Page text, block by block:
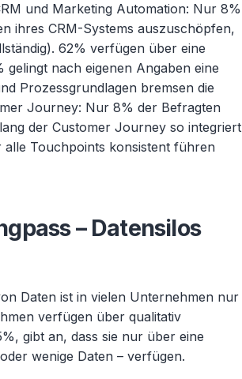
und Marketing Automation: Nur 8%
ihres CRM-Systems auszuschöpfen,
62% verfügen über eine
nach eigenen Angaben eine
Prozessgrundlagen bremsen die
Journey: Nur 8% der Befragten
der Customer Journey so integriert
Touchpoints konsistent führen
– Datensilos
Daten ist in vielen Unternehmen nur
verfügen über qualitativ
gibt an, dass sie nur über eine
wenige Daten – verfügen.